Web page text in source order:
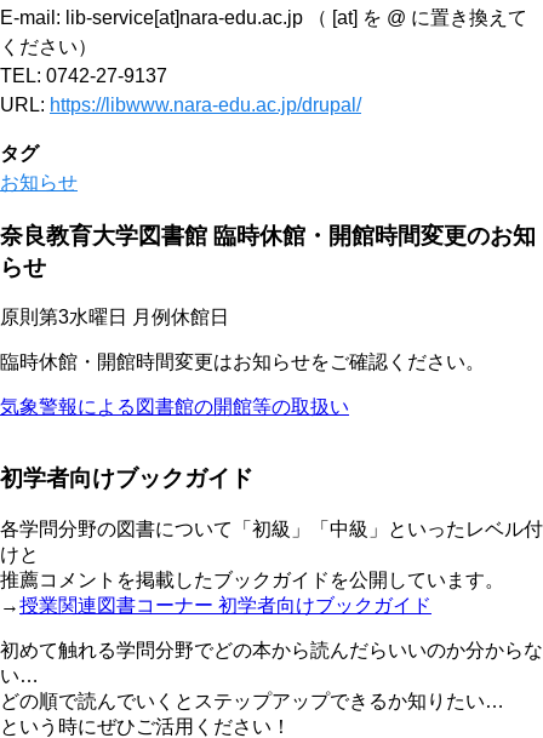
E-mail: lib-service[at]nara-edu.ac.jp （ [at] を @ に置き換えて
ください）
TEL: 0742-27-9137
URL: https://libwww.nara-edu.ac.jp/drupal/
タグ
お知らせ
奈良教育大学図書館 臨時休館・開館時間変更のお知
らせ
原則第3水曜日 月例休館日
臨時休館・開館時間変更はお知らせをご確認ください。
気象警報による図書館の開館等の取扱い
初学者向けブックガイド
各学問分野の図書について「初級」「中級」といったレベル付
けと
推薦コメントを掲載したブックガイドを公開しています。
→授業関連図書コーナー 初学者向けブックガイド
初めて触れる学問分野でどの本から読んだらいいのか分からな
い…
どの順で読んでいくとステップアップできるか知りたい…
という時にぜひご活用ください！